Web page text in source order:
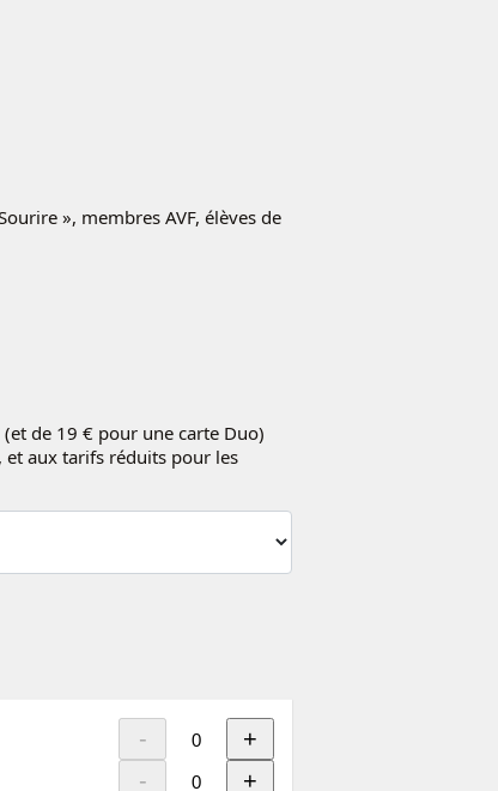
», membres AVF, élèves de
de 19 € pour une carte Duo)
et aux tarifs réduits pour les
- +
- +